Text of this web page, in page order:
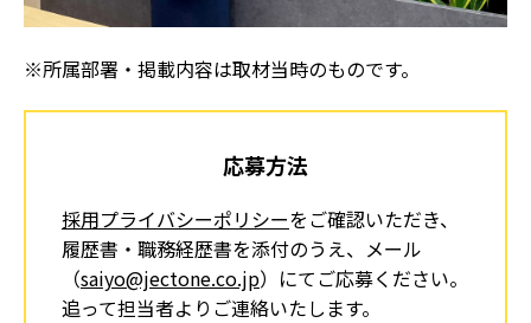
※所属部署・掲載内容は取材当時のものです。
応募方法
採用プライバシーポリシーをご確認いただき、
履歴書・職務経歴書を添付のうえ、 メール
（saiyo@jectone.co.jp）にてご応募ください。
追って担当者よりご連絡いたします。